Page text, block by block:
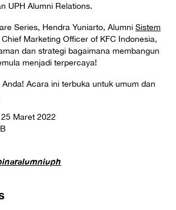
UPH Alumni Relations.
Series, Hendra Yuniarto, Alumni Sistem
Chief Marketing Officer of KFC Indonesia,
dan strategi bagaimana membangun
menjadi terpercaya!
Acara ini terbuka untuk umum dan
Maret 2022